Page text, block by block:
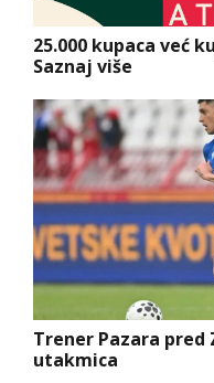
25.000 kupaca već
Saznaj više
Trener Pazara
utakmica